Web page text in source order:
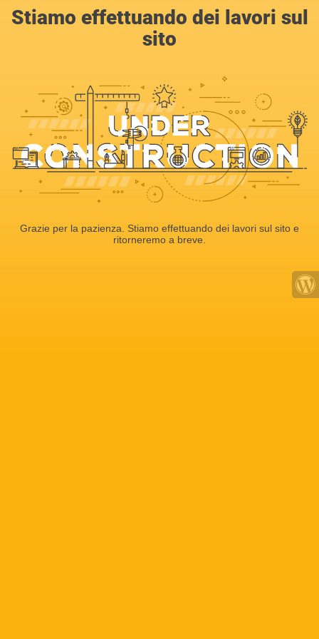
Stiamo effettuando dei lavori sul
sito
Grazie per la pazienza. Stiamo effettuando dei lavori sul sito e
ritorneremo a breve.